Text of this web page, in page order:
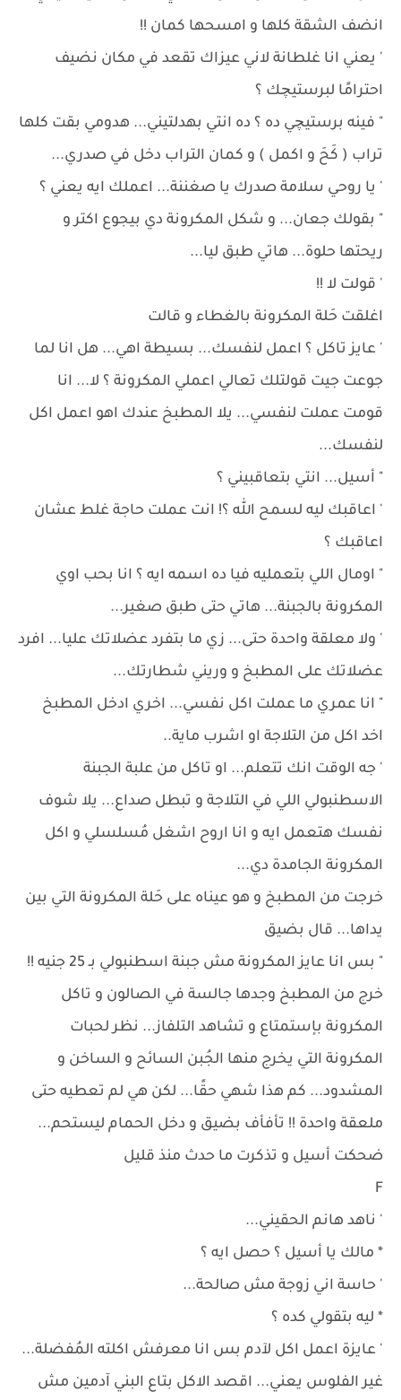
انضف الشقة كلها و امسحها كمان !!
' يعني انا غلطانة لاني عيزاك تقعد في مكان نضيف
احترامًا لبرستيچك ؟
" فينه برستيچي ده ؟ ده انتي بهدلتيني... هدومي بقت كلها
تراب ( كَحَ و اكمل ) و كمان التراب دخل في صدري...
' يا روحي سلامة صدرك يا صغننة... اعملك ايه يعني ؟
" بقولك جعان... و شكل المكرونة دي بيجوع اكتر و
ريحتها حلوة... هاتي طبق ليا...
' قولت لا !!
اغلقت حَلة المكرونة بالغطاء و قالت
' عايز تاكل ؟ اعمل لنفسك... بسيطة اهي... هل انا لما
جوعت جيت قولتلك تعالي اعملي المكرونة ؟ لا... انا
قومت عملت لنفسي... يلا المطبخ عندك اهو اعمل اكل
لنفسك...
" أسيل... انتي بتعاقبيني ؟
' اعاقبك ليه لسمح الله ؟! انت عملت حاجة غلط عشان
اعاقبك ؟
" اومال اللي بتعمليه فيا ده اسمه ايه ؟ انا بحب اوي
المكرونة بالجبنة... هاتي حتى طبق صغير...
' ولا معلقة واحدة حتى... زي ما بتفرد عضلاتك عليا... افرد
عضلاتك على المطبخ و وريني شطارتك...
" انا عمري ما عملت اكل نفسي... اخري ادخل المطبخ
اخد اكل من التلاجة او اشرب ماية..
' جه الوقت انك تتعلم... او تاكل من علبة الجبنة
الاسطنبولي اللي في التلاجة و تبطل صداع... يلا شوف
نفسك هتعمل ايه و انا اروح اشغل مُسلسلي و اكل
المكرونة الجامدة دي...
خرجت من المطبخ و هو عيناه على حَلة المكرونة التي بين
يداها... قال بضيق
" بس انا عايز المكرونة مش جبنة اسطنبولي بـ 25 جنيه !!
خرج من المطبخ وجدها جالسة في الصالون و تاكل
المكرونة بإستمتاع و تشاهد التلفاز... نظر لحبات
المكرونة التي يخرج منها الجُبن السائح و الساخن و
المشدود... كم هذا شهي حقًا... لكن هي لم تعطيه حتى
ملعقة واحدة !! تأفأف بضيق و دخل الحمام ليستحم...
ضحكت أسيل و تذكرت ما حدث منذ قليل
F
' ناهد هانم الحقيني...
* مالك يا أسيل ؟ حصل ايه ؟
' حاسة اني زوجة مش صالحة...
* ليه بتقولي كده ؟
' عايزة اعمل اكل لآدم بس انا معرفش اكلته المُفضلة...
غير الفلوس يعني... اقصد الاكل بتاع البني آدمين مش